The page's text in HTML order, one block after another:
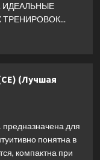
ИДЕАЛЬНЫЕ
(Лучшая
для
понятна в
компактна при